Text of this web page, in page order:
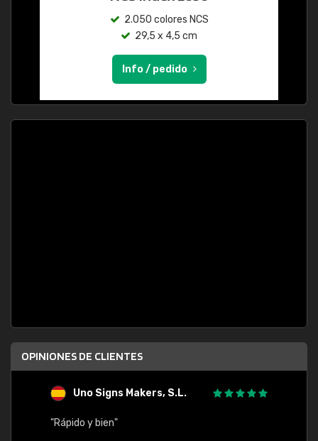
2.050 colores NCS
29,5 x 4,5 cm
Info / pedido
OPINIONES DE CLIENTES
Uno Signs Makers, S.L.
"Rápido y bien"